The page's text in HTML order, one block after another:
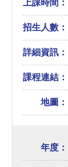
上課時間：
招生人數：
詳細資訊：
課程連結：
地圖：
年度：